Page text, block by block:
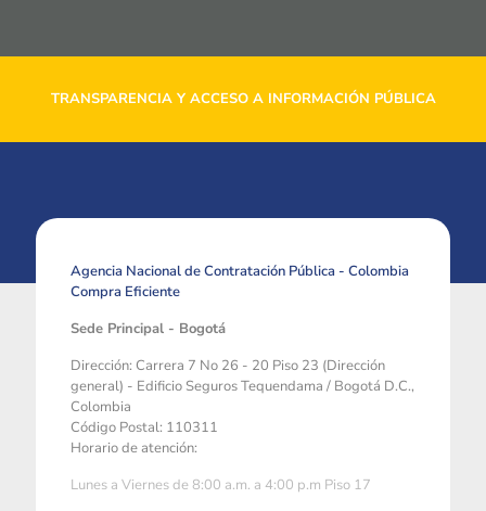
TRANSPARENCIA Y ACCESO A INFORMACIÓN PÚBLICA
Agencia Nacional de Contratación Pública - Colombia
Compra Eficiente
Sede Principal - Bogotá
Dirección: Carrera 7 No 26 - 20 Piso 23 (Dirección
general) - Edificio Seguros Tequendama / Bogotá D.C.,
Colombia
Código Postal: 110311
Horario de atención:
Lunes a Viernes de 8:00 a.m. a 4:00 p.m Piso 17